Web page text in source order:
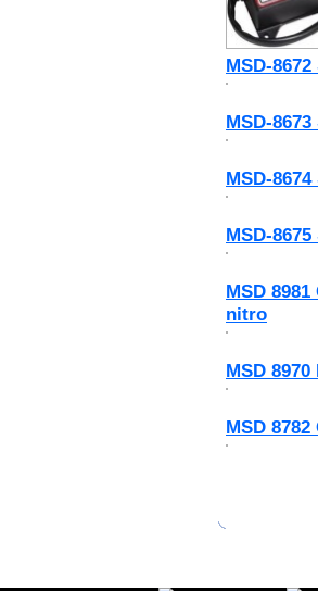
MSD-
MSD-
MSD-
MSD-
MSD
nitro
MSD
MSD